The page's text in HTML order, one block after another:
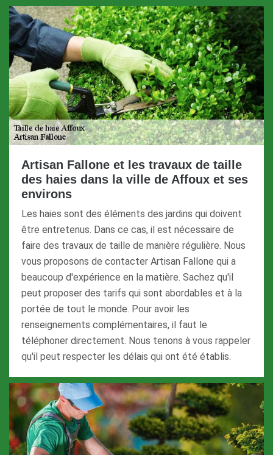
Artisan Fallone et les travaux de taille
des haies dans la ville de Affoux et ses
environs
Les haies sont des éléments des jardins qui doivent
être entretenus. Dans ce cas, il est nécessaire de
faire des travaux de taille de manière régulière. Nous
vous proposons de contacter Artisan Fallone qui a
beaucoup d'expérience en la matière. Sachez qu'il
peut proposer des tarifs qui sont abordables et à la
portée de tout le monde. Pour avoir les
renseignements complémentaires, il faut le
téléphoner directement. Nous tenons à vous rappeler
qu'il peut respecter les délais qui ont été établis.